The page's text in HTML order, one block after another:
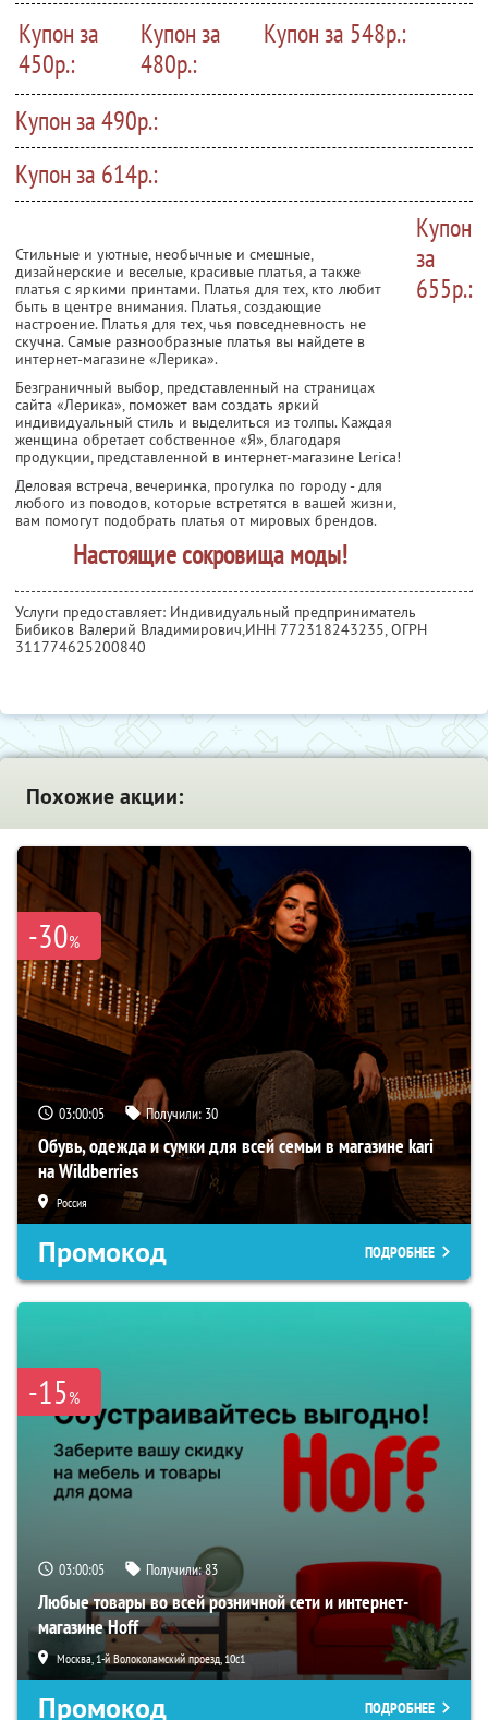
Купон за
450р.:
Купон за
480р.:
Купон за 548р.:
Купон за 490р.:
Купон за 614р.:
Стильные и уютные, необычные и смешные,
дизайнерские и веселые, красивые платья, а также
платья с яркими принтами. Платья для тех, кто любит
быть в центре внимания. Платья, создающие
настроение. Платья для тех, чья повседневность не
скучна. Самые разнообразные платья вы найдете в
интернет-магазине «Лерика».
Безграничный выбор, представленный на страницах
сайта «Лерика», поможет вам создать яркий
индивидуальный стиль и выделиться из толпы. Каждая
женщина обретает собственное «Я», благодаря
продукции, представленной в интернет-магазине Lerica!
Деловая встреча, вечеринка, прогулка по городу - для
любого из поводов, которые встретятся в вашей жизни,
вам помогут подобрать платья от мировых брендов.
Настоящие сокровища моды!
Купон
за
655р.:
Услуги предоставляет: Индивидуальный предприниматель
Бибиков Валерий Владимирович,ИНН 772318243235, ОГРН
311774625200840
Похожие акции:
-30%
03:00:04 Получили: 30
Обувь, одежда и сумки для всей семьи в магазине kari
на Wildberries
Россия
Промокод ПОДРОБНЕЕ
-15%
03:00:04 Получили:83
Любые товары во всей розничной сети и интернет-
магазине Hoff
Москва, 1-й Волоколамский проезд, 10с1
Промокод ПОДРОБНЕЕ